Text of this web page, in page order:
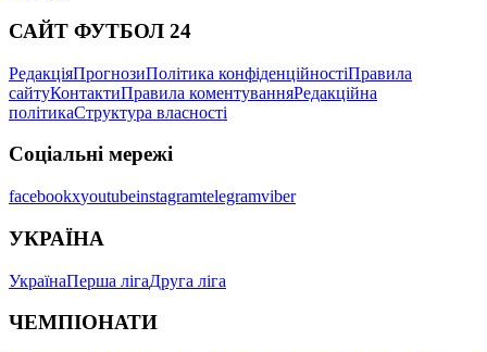
САЙТ ФУТБОЛ 24
РедакціяПрогнозиПолітика конфіденційностіПравила
сайтуКонтактиПравила коментуванняРедакційна
політикаСтруктура власності
Соціальні мережі
facebookxyoutubeinstagramtelegramviber
УКРАЇНА
УкраїнаПерша лігаДруга ліга
ЧЕМПІОНАТИ